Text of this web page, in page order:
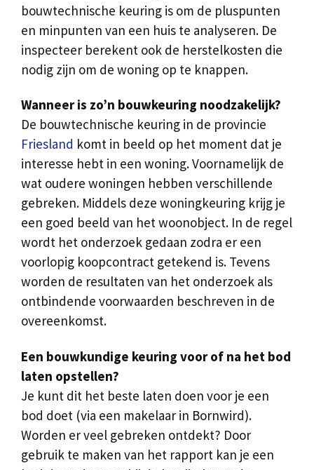
bouwtechnische keuring is om de pluspunten
en minpunten van een huis te analyseren. De
inspecteer berekent ook de herstelkosten die
nodig zijn om de woning op te knappen.
Wanneer is zo’n bouwkeuring noodzakelijk?
De bouwtechnische keuring in de provincie
Friesland komt in beeld op het moment dat je
interesse hebt in een woning. Voornamelijk de
wat oudere woningen hebben verschillende
gebreken. Middels deze woningkeuring krijg je
een goed beeld van het woonobject. In de regel
wordt het onderzoek gedaan zodra er een
voorlopig koopcontract getekend is. Tevens
worden de resultaten van het onderzoek als
ontbindende voorwaarden beschreven in de
overeenkomst.
Een bouwkundige keuring voor of na het bod
laten opstellen?
Je kunt dit het beste laten doen voor je een
bod doet (via een makelaar in Bornwird).
Worden er veel gebreken ontdekt? Door
gebruik te maken van het rapport kan je een